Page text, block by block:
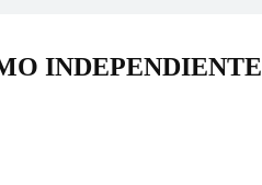
INDEPENDIENTE